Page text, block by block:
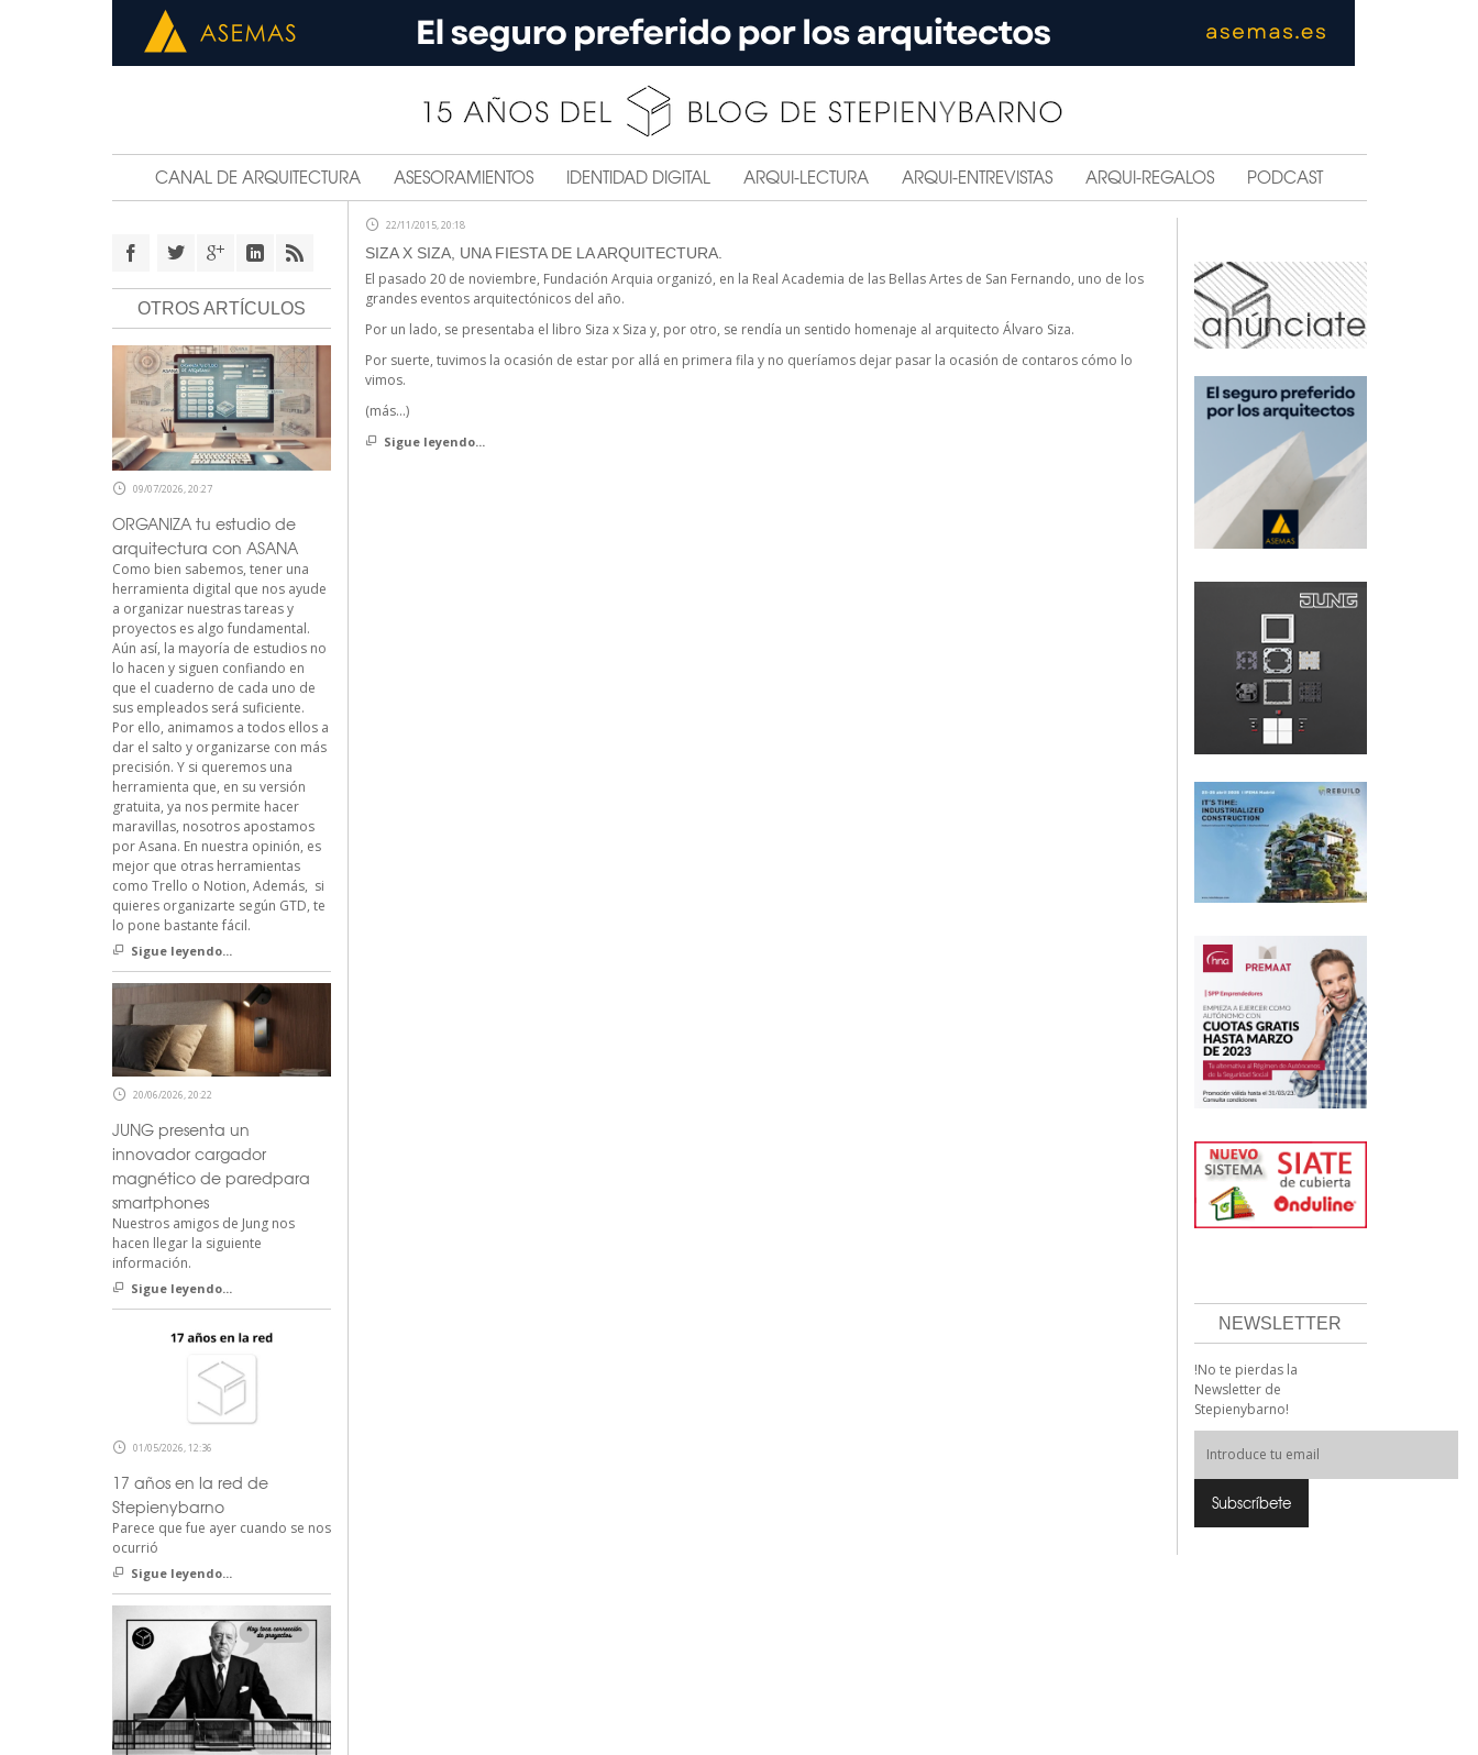
CANAL DE ARQUITECTURA ASESORAMIENTOS IDENTIDAD DIGITAL ARQUI-LECTURA ARQUI-ENTREVISTAS ARQUI-REGALOS PODCAST
22/11/2015, 20:18
SIZA X SIZA, UNA FIESTA DE LA ARQUITECTURA.
El pasado 20 de noviembre, Fundación Arquia organizó, en la Real Academia de las Bellas Artes de San Fernando, uno de los
grandes eventos arquitectónicos del año.
Por un lado, se presentaba el libro Siza x Siza y, por otro, se rendía un sentido homenaje al arquitecto Álvaro Siza.
Por suerte, tuvimos la ocasión de estar por allá en primera fila y no queríamos dejar pasar la ocasión de contaros cómo lo
vimos.
(más…)
Sigue leyendo...
NEWSLETTER
!No te pierdas la
Newsletter de
Stepienybarno!
OTROS ARTÍCULOS
09/07/2026, 20:27
ORGANIZA tu estudio de
arquitectura con ASANA
Como bien sabemos, tener una
herramienta digital que nos ayude
a organizar nuestras tareas y
proyectos es algo fundamental.
Aún así, la mayoría de estudios no
lo hacen y siguen confiando en
que el cuaderno de cada uno de
sus empleados será suficiente.
Por ello, animamos a todos ellos a
dar el salto y organizarse con más
precisión. Y si queremos una
herramienta que, en su versión
gratuita, ya nos permite hacer
maravillas, nosotros apostamos
por Asana. En nuestra opinión, es
mejor que otras herramientas
como Trello o Notion, Además, si
quieres organizarte según GTD, te
lo pone bastante fácil.
Sigue leyendo...
20/06/2026, 20:22
JUNG presenta un
innovador cargador
magnético de paredpara
smartphones
Nuestros amigos de Jung nos
hacen llegar la siguiente
información.
Sigue leyendo...
01/05/2026, 12:36
17 años en la red de
Stepienybarno
Parece que fue ayer cuando se nos
ocurrió
Sigue leyendo...